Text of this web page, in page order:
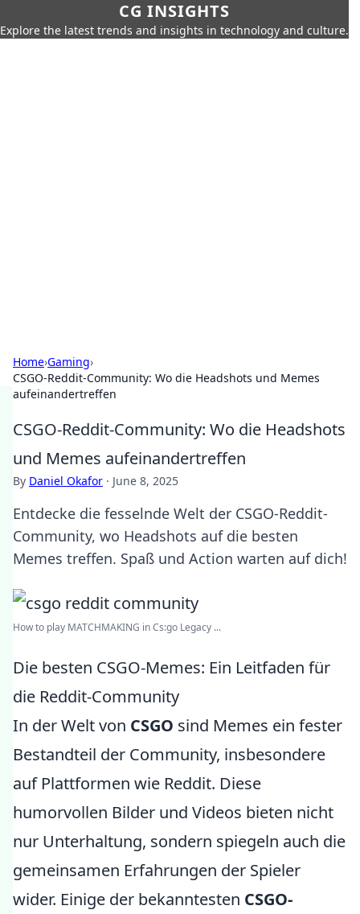
CG INSIGHTS
Explore the latest trends and insights in technology and culture.
Home›Gaming›
CSGO-Reddit-Community: Wo die Headshots und Memes
aufeinandertreffen
CSGO-Reddit-Community: Wo die Headshots
und Memes aufeinandertreffen
By Daniel Okafor · June 8, 2025
Entdecke die fesselnde Welt der CSGO-Reddit-
Community, wo Headshots auf die besten
Memes treffen. Spaß und Action warten auf dich!
How to play MATCHMAKING in Cs:go Legacy ...
Die besten CSGO-Memes: Ein Leitfaden für
die Reddit-Community
In der Welt von CSGO sind Memes ein fester
Bestandteil der Community, insbesondere
auf Plattformen wie Reddit. Diese
humorvollen Bilder und Videos bieten nicht
nur Unterhaltung, sondern spiegeln auch die
gemeinsamen Erfahrungen der Spieler
wider. Einige der bekanntesten CSGO-